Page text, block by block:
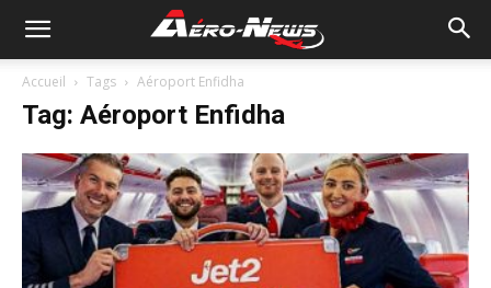
Accueil Tags Aéroport Enfidha
Tag: Aéroport Enfidha